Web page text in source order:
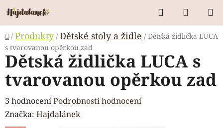
Přejít
na
obsah
Hledat
KOŠÍK
Domů
/ Produkty / Dětské stoly a židle / Dětská židlička LUCA
s tvarovanou opěrkou zad
Dětská židlička LUCA s
tvarovanou opěrkou zad
Průměrné
hodnocení
3 hodnoceníPodrobnosti hodnocení
Značka: Hajdalánek